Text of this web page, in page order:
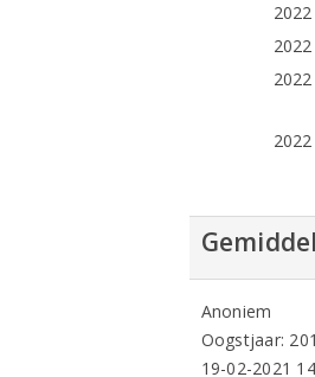
2022
2022
2022
2022
Anoniem
Oogstjaar:
19-02-2021